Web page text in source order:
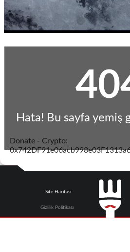
Hata! Bu sayfa yemiş
Donate - Crypto:
Site Haritası
Gizlilik Politikası